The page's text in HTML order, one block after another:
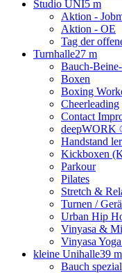
Studio UNI5 m
Aktion -
Aktion - OE
Tag der
Turnhalle27 m
Bauch-
Boxen
Boxing
Cheerleading
Contact
deepWORK
Handstand
Kickboxen
Parkour
Pilates
Stretch &
Turnen /
Urban Hip
Vinyasa &
Vinyasa
kleine Unihalle39 m
Bauch spezial